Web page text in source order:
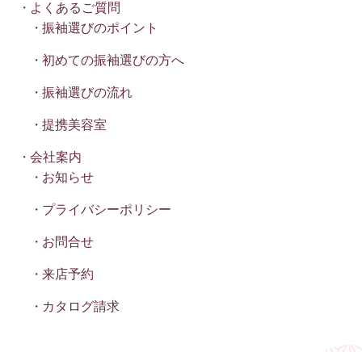
よくあるご質問
振袖選びのポイント
初めての振袖選びの方へ
振袖選びの流れ
提携美容室
会社案内
お知らせ
プライバシーポリシー
お問合せ
来店予約
カタログ請求